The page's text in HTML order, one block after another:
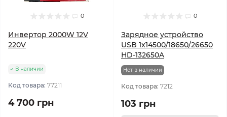
0
Инвертор 2000W 12V
220V
В наличии
Код товара: 77211
4 700 грн
0
Зарядное устройство
USB 1x14500/18650/26650
HD-132650A
Нет в наличии
Код товара: 7212
103 грн